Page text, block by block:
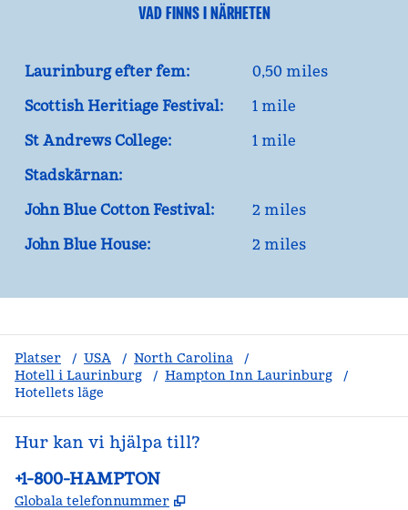
VAD FINNS I NÄRHETEN
Laurinburg efter fem:
0,50 miles
Scottish Heritiage Festival:
1 mile
St Andrews College:
1 mile
Stadskärnan:
John Blue Cotton Festival:
2 miles
John Blue House:
2 miles
Platser / USA / North Carolina
/
Hotell i Laurinburg
/ Hampton Inn Laurinburg
/
Hotellets läge
Hur kan vi hjälpa till?
Telefon:
+1-800-HAMPTON
Globala telefonnummer ,